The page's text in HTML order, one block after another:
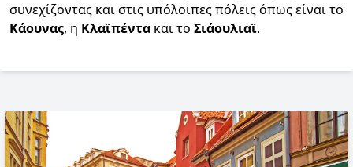
συνεχίζοντας και στις υπόλοιπες πόλεις όπως είναι το
Κάουνας, η Κλαϊπέντα και το Σιάουλιαϊ.